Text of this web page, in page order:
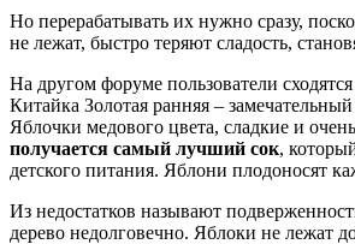
Но перерабатывать их нужно сразу,
не лежат, быстро теряют сладость,
На другом форуме пользователи
Китайка Золотая ранняя –
Яблочки медового цвета, сладкие и
получается самый лучший сок,
детского питания. Яблони плодоносят
Из недостатков называют
дерево недолговечно. Яблоки не лежат